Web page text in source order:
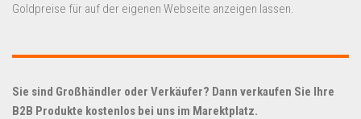
Goldpreise für auf der eigenen Webseite anzeigen lassen.
Sie sind Großhändler oder Verkäufer? Dann verkaufen Sie Ihre
B2B Produkte kostenlos bei uns im Marektplatz.